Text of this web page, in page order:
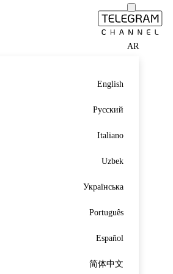
English
Русский
Italiano
Uzbek
Українська
Português
Español
简体中文